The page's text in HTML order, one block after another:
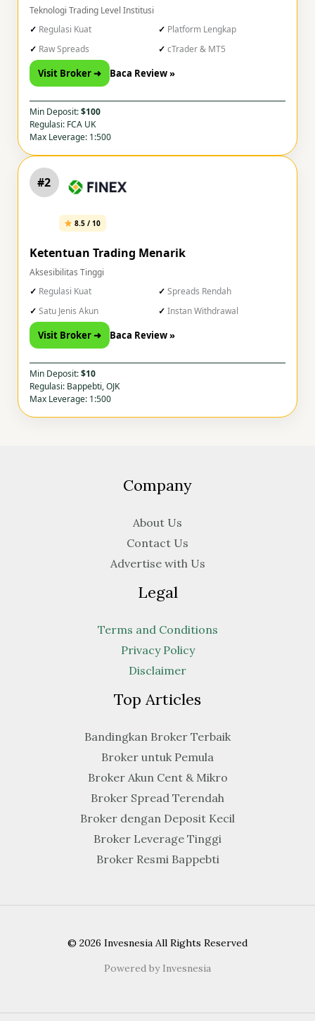
Teknologi Trading Level Institusi
Regulasi Kuat
Platform Lengkap
Raw Spreads
cTrader & MT5
Visit Broker ➜ Baca Review »
Min Deposit:$100
Regulasi: FCA UK
Max Leverage: 1:500
#2
8.5 / 10
Ketentuan Trading Menarik
Aksesibilitas Tinggi
Regulasi Kuat
Spreads Rendah
Satu Jenis Akun
Instan Withdrawal
Visit Broker ➜ Baca Review »
Min Deposit:$10
Regulasi: Bappebti, OJK
Max Leverage: 1:500
Company
About Us
Contact Us
Advertise with Us
Legal
Terms and Conditions
Privacy Policy
Disclaimer
Top Articles
Bandingkan Broker Terbaik
Broker untuk Pemula
Broker Akun Cent & Mikro
Broker Spread Terendah
Broker dengan Deposit Kecil
Broker Leverage Tinggi
Broker Resmi Bappebti
© 2026 Invesnesia All Rights Reserved
Powered by Invesnesia